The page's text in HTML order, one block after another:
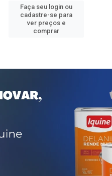
Faça seu login ou
cadastre-se para
ver preços e
comprar